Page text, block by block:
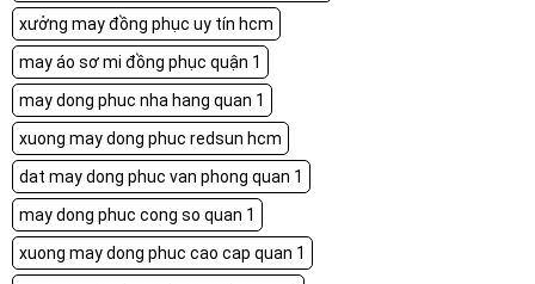
xưởng may đồng phục uy tín hcm
may áo sơ mi đồng phục quận 1
may dong phuc nha hang quan 1
xuong may dong phuc redsun hcm
dat may dong phuc van phong quan 1
may dong phuc cong so quan 1
xuong may dong phuc cao cap quan 1